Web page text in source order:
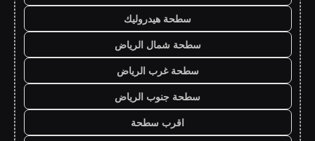
سطحة هيدروليك
سطحة شمال الرياض
سطحة غرب الرياض
سطحة جنوب الرياض
اقرب سطحة